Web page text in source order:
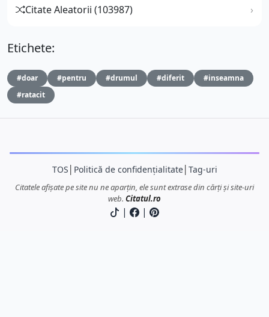
Citate Aleatorii (103987)
Etichete:
#doar #pentru #drumul #diferit
#inseamna
#ratacit
TOS Politică de confidențialitate│ Tag-uri
Citatele afișate pe site nu ne aparțin, ele sunt extrase din cărți și site-uri
web. Citatul.ro
| |